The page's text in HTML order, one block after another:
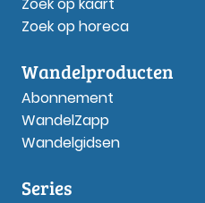
Zoek op kaart
Zoek op horeca
Wandelproducten
Abonnement
WandelZapp
Wandelgidsen
Series